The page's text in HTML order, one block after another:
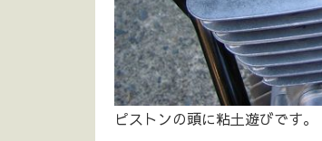
ピストンの頭に粘土遊びです。